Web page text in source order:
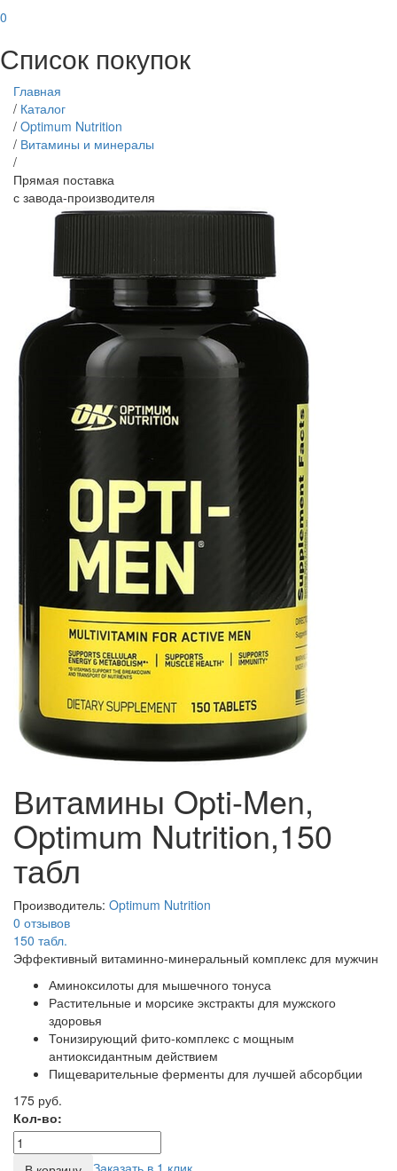
0
Список покупок
Главная
/ Каталог
/ Optimum Nutrition
/ Витамины и минералы
/
Прямая поставка
с завода-производителя
Витамины Opti-Men,
Optimum Nutrition,150
табл
Производитель: Optimum Nutrition
0 отзывов
150 табл.
Эффективный витаминно-минеральный комплекс для мужчин
Аминоксилоты для мышечного тонуса
Растительные и морсике экстракты для мужского
здоровья
Тонизирующий фито-комплекс с мощным
антиоксидантным действием
Пищеварительные ферменты для лучшей абсорбции
175 руб.
Кол-во:
Заказать в 1 клик